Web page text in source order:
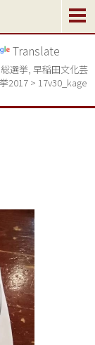
Translate
選挙, 早稲田文化芸
2017 > 17v30_kage